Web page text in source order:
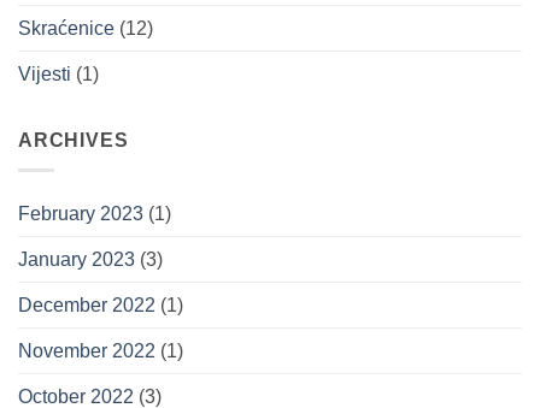
Skraćenice (12)
Vijesti (1)
ARCHIVES
February 2023 (1)
January 2023 (3)
December 2022 (1)
November 2022 (1)
October 2022 (3)